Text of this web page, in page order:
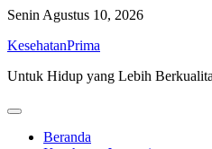
Skip
content
Senin Agustus 10, 2026
KesehatanPrima
Untuk Hidup yang Lebih
Beranda